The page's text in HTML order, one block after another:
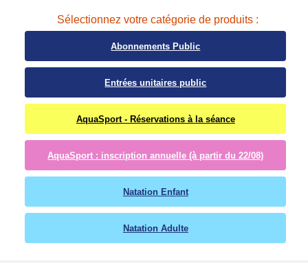
Sélectionnez votre catégorie de produits :
Abonnements Public
Entrées unitaires public
AquaSport - Réservations à la séance
AquaSport : inscription annuelle (à partir du 22/08)
Natation Enfant
Natation Adulte